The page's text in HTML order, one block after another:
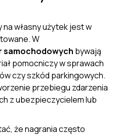
własny użytek jest w
W
samochodowych bywają
pomocniczy w sprawach
czy szkód parkingowych.
przebiegu zdarzenia
z ubezpieczycielem lub
że nagrania często